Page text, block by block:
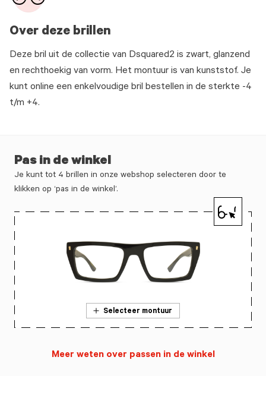
Over deze brillen
Deze bril uit de collectie van Dsquared2 is zwart, glanzend
en rechthoekig van vorm. Het montuur is van kunststof. Je
kunt online een enkelvoudige bril bestellen in de sterkte -4
t/m +4.
Pas in de winkel
Je kunt tot 4 brillen in onze webshop selecteren door te
klikken op ‘pas in de winkel’.
Selecteer montuur
Meer weten over passen in de winkel